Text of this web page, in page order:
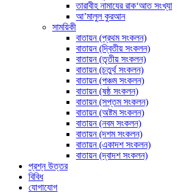
তারাবীহ নামাযের রাক‘আত সংখ্যা
আ’মালুল কুরআন
সাময়িকী
বাতায়ন (প্রথম সংকলন)
বাতায়ন (দ্বিতীয় সংকলন)
বাতায়ন (তৃতীয় সংকলন)
বাতায়ন (চতুর্থ সংকলন)
বাতায়ন (পঞ্চম সংকলন)
বাতায়ন (ষষ্ঠ সংকলন)
বাতায়ন (সপ্তম সংকলন)
বাতায়ন (অষ্টম সংকলন)
বাতায়ন (নবম সংকলন)
বাতায়ন (দশম সংকলন)
বাতায়ন (একাদশ সংকলন)
বাতায়ন (দ্বাদশ সংকলন)
প্রশ্ন উত্তর
বিবিধ
যোগাযোগ